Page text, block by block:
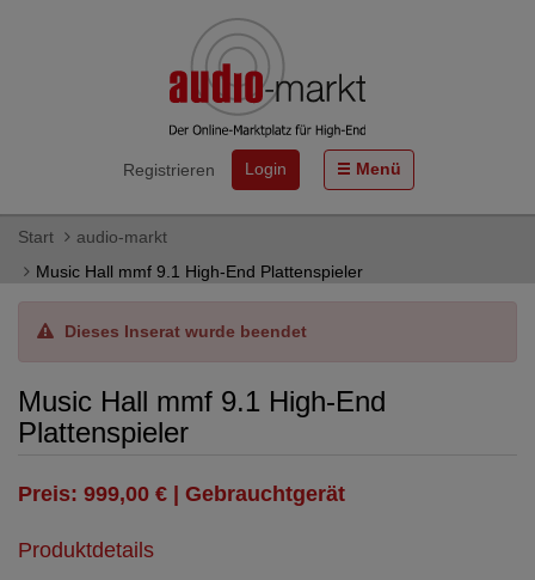
Registrieren Login Menü
Start
audio-markt
Music Hall mmf 9.1 High-End Plattenspieler
Dieses Inserat wurde beendet
Music Hall mmf 9.1 High-End
Plattenspieler
Preis: 999,00 € | Gebrauchtgerät
Produktdetails